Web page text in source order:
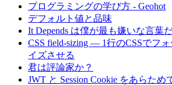
プログラミングの学び方 - Geohot
デフォルト値と品味
It Depends は僕が最も嫌いな言葉
CSS field-sizing — 1行のCSSでフ
イズさせる
君は評論家か？
JWT と Session Cookie をあらため